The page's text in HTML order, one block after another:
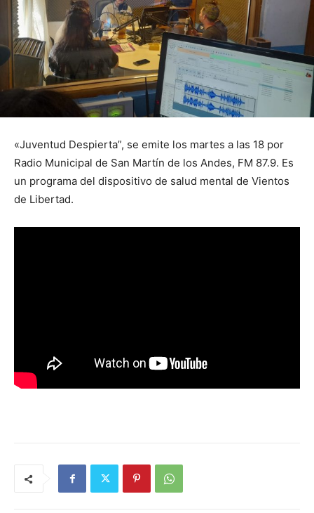
«Juventud Despierta”, se emite los martes a las 18 por
Radio Municipal de San Martín de los Andes, FM 87.9. Es
un programa del dispositivo de salud mental de Vientos
de Libertad.